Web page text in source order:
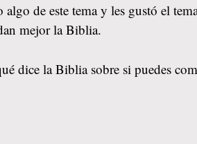
algo de este tema y les gustó el
mejor la Biblia.
dice la Biblia sobre si puedes